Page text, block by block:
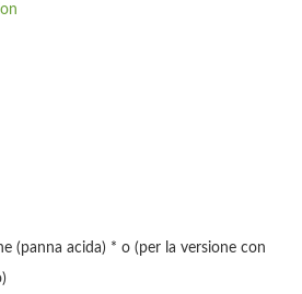
(panna acida) * o (per la versione con